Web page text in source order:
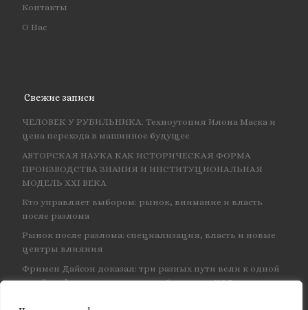
Контакты
О Нас
Свежие записи
ЧЕЛОВЕК У РУБИЛЬНИКА. Техноутопия Илона Маска и
цена перехода в машинное будущее
АВТОРСКАЯ НАУКА КАК ИСТОРИЧЕСКАЯ ФОРМА
ПРОИЗВОДСТВА ЗНАНИЯ И ИНСТИТУЦИОНАЛЬНАЯ
МОДЕЛЬ XXI ВЕКА
Кто управляет выбором: рынок, внимание и власть
после разлома
Рынок после разлома: специализация, власть и новые
центры влияния
Фримен Дайсон доказал: три разных пути вели к одной
и той же физике — и навсегда объединил КЭД